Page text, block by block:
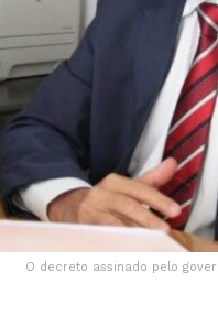
O decreto assinado pelo